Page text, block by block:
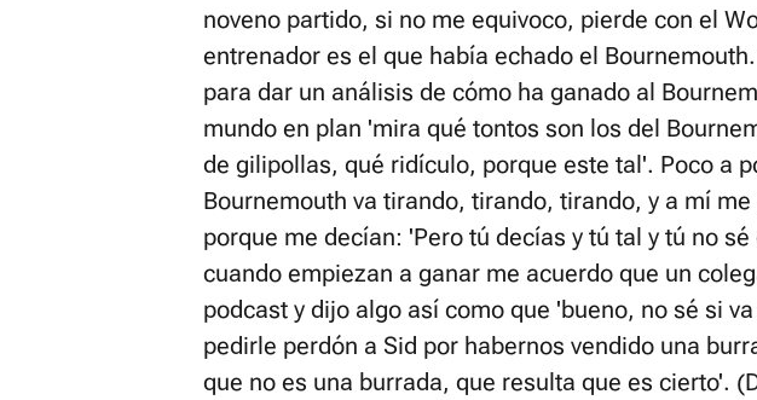
noveno partido, si no me equivoco, pierde con el
entrenador es el que había echado el
para dar un análisis de cómo ha ganado al
mundo en plan 'mira qué tontos son los del
de gilipollas, qué ridículo, porque este tal'. Poco a
Bournemouth va tirando, tirando, tirando, y a mí
porque me decían: 'Pero tú decías y tú tal y tú no
cuando empiezan a ganar me acuerdo que un
podcast y dijo algo así como que 'bueno, no sé si
pedirle perdón a Sid por habernos vendido una
que no es una burrada, que resulta que es cierto'.